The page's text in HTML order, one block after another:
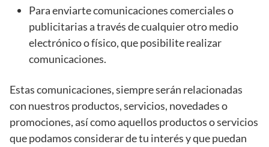
Para enviarte comunicaciones comerciales o
publicitarias a través de cualquier otro medio
electrónico o físico, que posibilite realizar
comunicaciones.
Estas comunicaciones, siempre serán relacionadas
con nuestros productos, servicios, novedades o
promociones, así como aquellos productos o servicios
que podamos considerar de tu interés y que puedan